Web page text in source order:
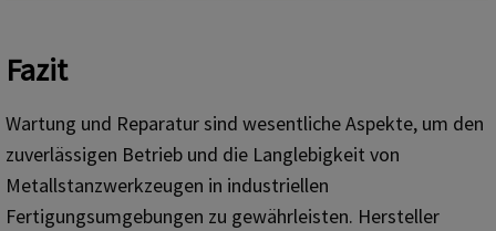
Fazit
Wartung und Reparatur sind wesentliche Aspekte, um den
zuverlässigen Betrieb und die Langlebigkeit von
Metallstanzwerkzeugen in industriellen
Fertigungsumgebungen zu gewährleisten. Hersteller